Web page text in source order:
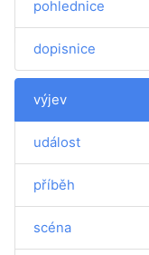
pohlednice
dopisnice
výjev
událost
příběh
scéna